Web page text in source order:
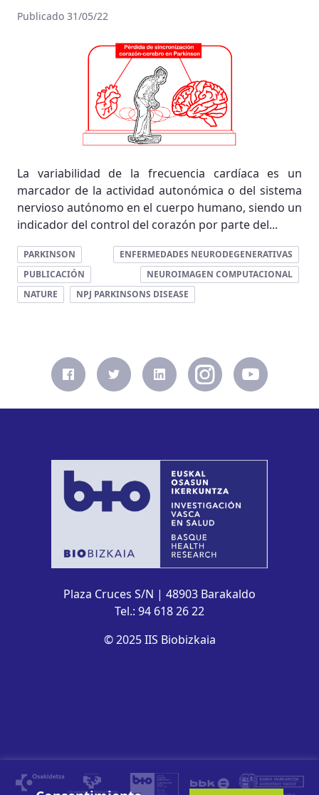
Publicado 31/05/22
La variabilidad de la frecuencia cardíaca es un
marcador de la actividad autonómica o del sistema
nervioso autónomo en el cuerpo humano, siendo un
indicador del control del corazón por parte del...
PARKINSON
ENFERMEDADES NEURODEGENERATIVAS
PUBLICACIÓN
NEUROIMAGEN COMPUTACIONAL
NATURE
NPJ PARKINSONS DISEASE
Plaza Cruces S/N | 48903 Barakaldo
Tel.: 94 618 26 22
© 2025 IIS Biobizkaia